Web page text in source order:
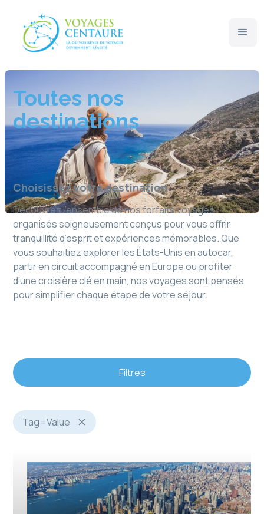
Toutes nos
destinations
Choisissez votre destination
Découvrez l’ensemble de nos forfaits voyages
organisés soigneusement conçus pour vous offrir
tranquillité d’esprit et expériences mémorables. Que
vous souhaitiez explorer les États-Unis en autocar,
partir en circuit accompagné en Europe ou profiter
d’une croisière clé en main, nos voyages sont pensés
pour simplifier chaque étape de votre séjour.
Filtres
Tag=Value